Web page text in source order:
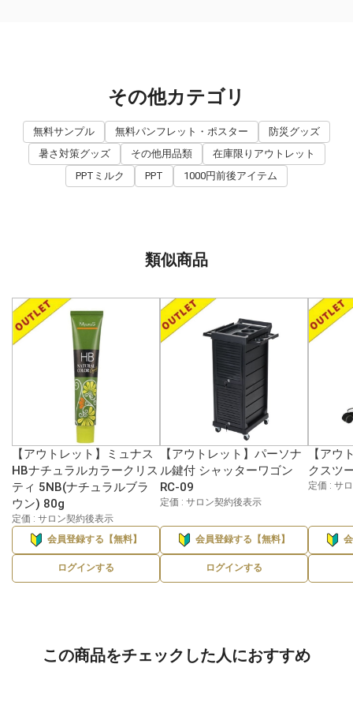
その他カテゴリ
無料サンプル 無料パンフレット・ポスター
防災グッズ
暑さ対策グッズ
その他用品類
在庫限りアウトレット
PPTミルク
PPT 1000円前後アイテム
類似商品
【アウトレット】ミュナス
HBナチュラルカラークリス
ティ 5NB(ナチュラルブラ
ウン) 80g
定価 : サロン契約後表示
会員登録する【無料】
ログインする
【アウトレット】パーソナ
ル鍵付 シャッターワゴン
RC-09
定価 : サロン契約後表示
会員登録する【無料】
ログインする
【アウ
クスツ
定価 : サ
この商品をチェックした人におすすめ